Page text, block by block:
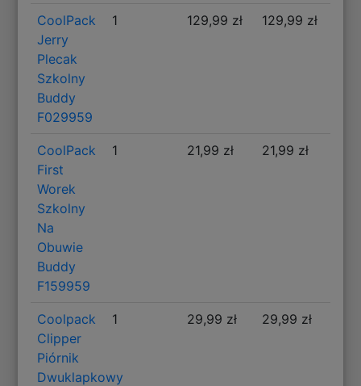
CoolPack
Jerry
Plecak
Szkolny
Buddy
F029959
1 129,99 zł 129,99 zł
CoolPack
First
Worek
Szkolny
Na
Obuwie
Buddy
F159959
1 21,99 zł 21,99 zł
Coolpack
Clipper
Piórnik
Dwuklapkowy
1 29,99 zł 29,99 zł